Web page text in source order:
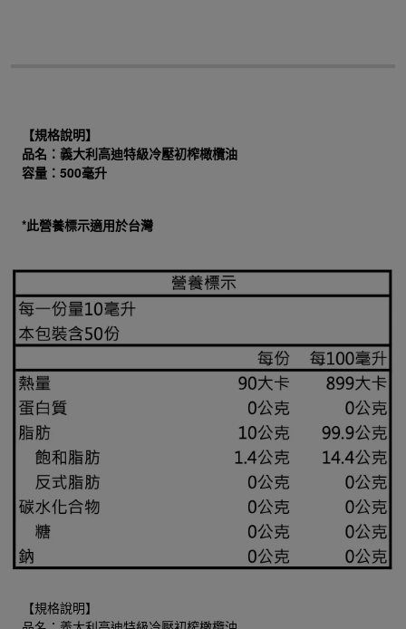
【規格說明】
品名：義大利高迪特級冷壓初榨橄欖油
容量：500毫升
*此營養標示適用於台灣
【規格說明】